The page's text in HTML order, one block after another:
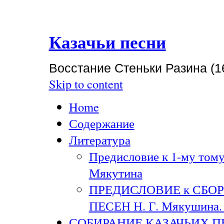
Казачьи песни
Восстание Стеньки Разина
Skip to content
Home
Содержание
Литература
Предисловие к 1-му
Мякутина
ПРЕДИСЛОВИЕ к
ПЕСЕН Н. Г. Мякушина.